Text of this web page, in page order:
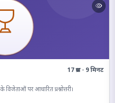
17 प्रश्न · 9 मिनट
विजेताओं पर आधारित प्रश्नोत्तरी।